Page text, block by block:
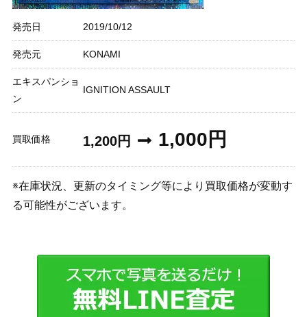
発売日 2019/10/12
発売元 KONAMI
エキスパンショ
ン
IGNITION ASSAULT
買取価格 1,200円 1,000円
※在庫状況、更新のタイミング等により買取価格が変動す
る可能性がございます。